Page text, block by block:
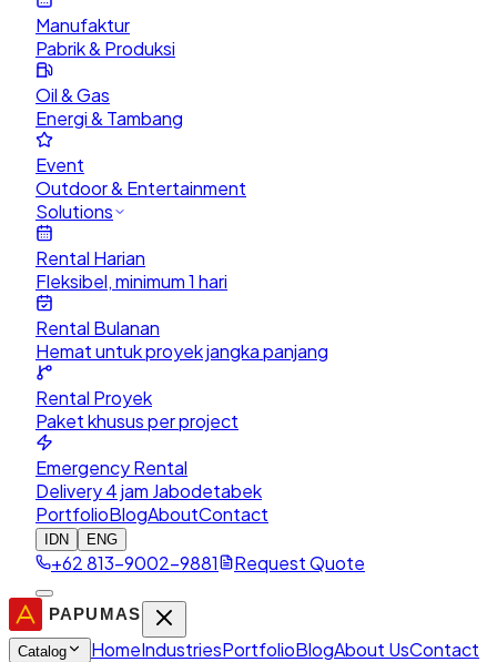
Manufaktur
Pabrik & Produksi
Oil & Gas
Energi & Tambang
Event
Outdoor & Entertainment
Solutions
Rental Harian
Fleksibel, minimum 1 hari
Rental Bulanan
Hemat untuk proyek jangka panjang
Rental Proyek
Paket khusus per project
Emergency Rental
Delivery 4 jam Jabodetabek
PortfolioBlogAboutContact
IDN ENG
+62 813-9002-9881 Request Quote
Catalog HomeIndustriesPortfolioBlogAbout UsContact